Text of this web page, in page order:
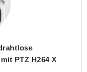
PTZ H264 X